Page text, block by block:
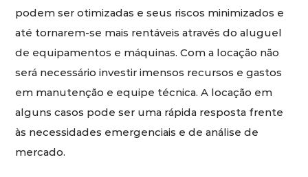
podem ser otimizadas e seus riscos minimizados e
até tornarem-se mais rentáveis através do aluguel
de equipamentos e máquinas. Com a locação não
será necessário investir imensos recursos e gastos
em manutenção e equipe técnica. A locação em
alguns casos pode ser uma rápida resposta frente
às necessidades emergenciais e de análise de
mercado.